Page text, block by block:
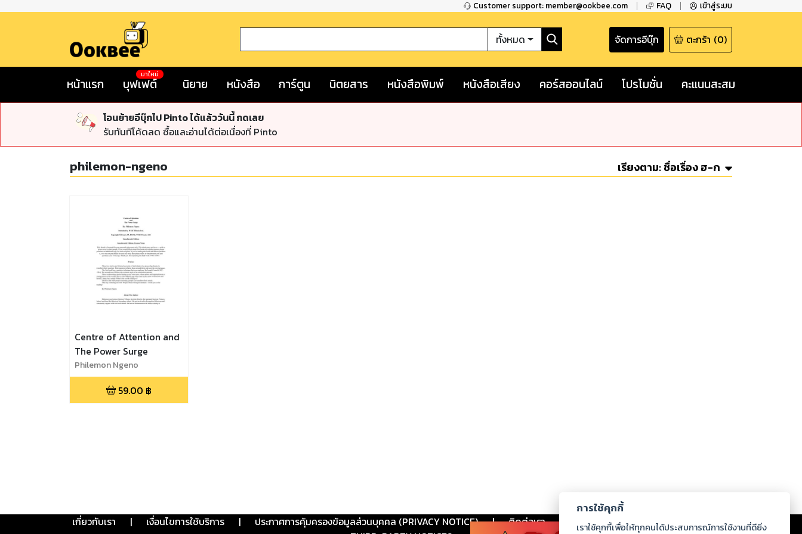
Customer support: member@ookbee.com FAQ เข้าสู่ระบบ
ทั้งหมด จัดการอีบุ๊ก ตะกร้า (0)
หน้าแรก บุฟเฟต์
มาใหม่
นิยาย หนังสือ การ์ตูน นิตยสาร หนังสือพิมพ์ หนังสือเสียง คอร์สออนไลน์ โปรโมชั่น คะแนนสะสม
โอนย้ายอีบุ๊กไป Pinto ได้แล้ววันนี้ กดเลย
รับทันทีโค้ดลด ซื้อและอ่านได้ต่อเนื่องที่ Pinto
philemon-ngeno เรียงตาม:ชื่อเรื่อง ฮ-ก
Centre of Attention and
The Power Surge
Philemon Ngeno
59.00 ฿
เกี่ยวกับเรา | เงื่อนไขการใช้บริการ | ประกาศการคุ้มครองข้อมูลส่วนบุคคล (PRIVACY NOTICE) | ติดต่อเรา ร่วมงานกับเรา ดาวน์โหลด
การใช้คุกกี้
เราใช้คุกกี้เพื่อให้ทุกคนได้ประสบการณ์การใช้งานที่ดียิ่ง